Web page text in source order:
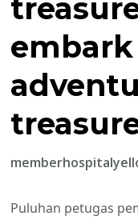
Puluhan petugas